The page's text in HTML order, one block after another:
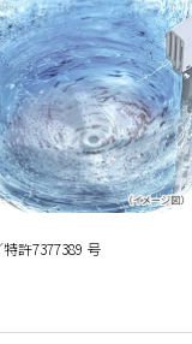
許7377389 号